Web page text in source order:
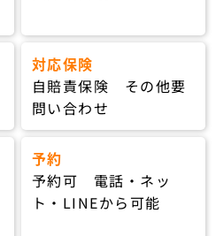
対応保険
自賠責保険 その他要
問い合わせ
予約
予約可 電話・ネッ
ト・LINEから可能